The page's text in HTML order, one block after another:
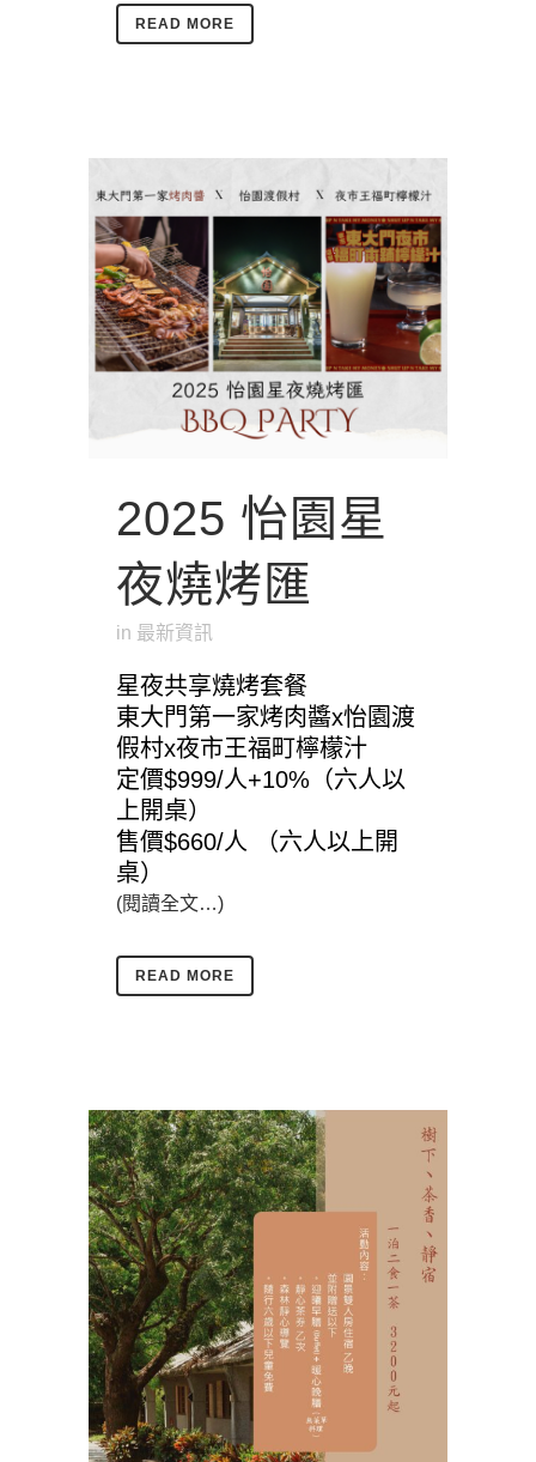
READ MORE
2025 怡園星
夜燒烤匯
in 最新資訊
星夜共享燒烤套餐
東大門第一家烤肉醬x怡園渡
假村x夜市王福町檸檬汁
定價$999/人+10%（六人以
上開桌）
售價$660/人 （六人以上開
桌）
(閱讀全文…)
READ MORE